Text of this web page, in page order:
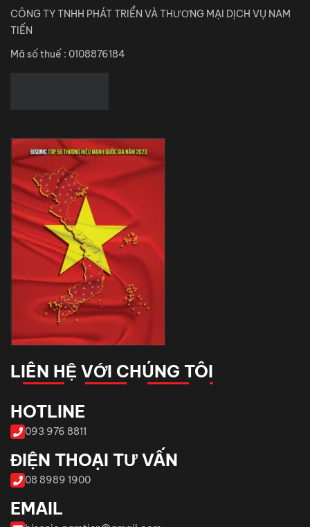
CÔNG TY TNHH PHÁT TRIỂN VÀ THƯƠNG MẠI DỊCH VỤ NAM
TIẾN
Mã số thuế : 0108876184
LIÊN HỆ VỚI CHÚNG TÔI
HOTLINE
093 976 8811
ĐIỆN THOẠI TƯ VẤN
08 8989 1900
EMAIL